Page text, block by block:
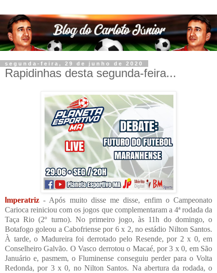
segunda-feira, 29 de junho de 2020
Rapidinhas desta segunda-feira...
mperatriz- Após muito disse me disse, enfim o Campeonato
Carioca reiniciou com os jogos que complementaram a 4ª rodada da
Taça Rio (2º turno). No primeiro jogo, às 11h do domingo, o
Botafogo goleou a Cabofriense por 6 x 2, no estádio Nilton Santos.
À tarde, o Madureira foi derrotado pelo Resende, por 2 x 0, em
Conselheiro Galvão. O Vasco derrotou o Macaé, por 3 x 0, em São
Januário e, pasmem, o Fluminense conseguiu perder para o Volta
Redonda, por 3 x 0, no Nilton Santos. Na abertura da rodada, o